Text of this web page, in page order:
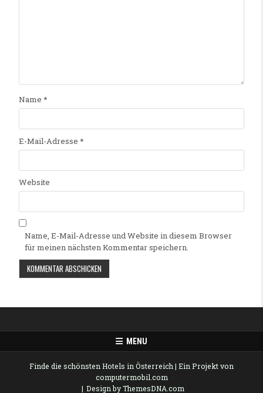
Name *
E-Mail-Adresse *
Website
Name, E-Mail-Adresse und Website in diesem Browser
für meinen nächsten Kommentar speichern.
MENU
Finde die schönsten Hotels in Österreich | Ein Projekt von
computermobil.com
Design by ThemesDNA.com